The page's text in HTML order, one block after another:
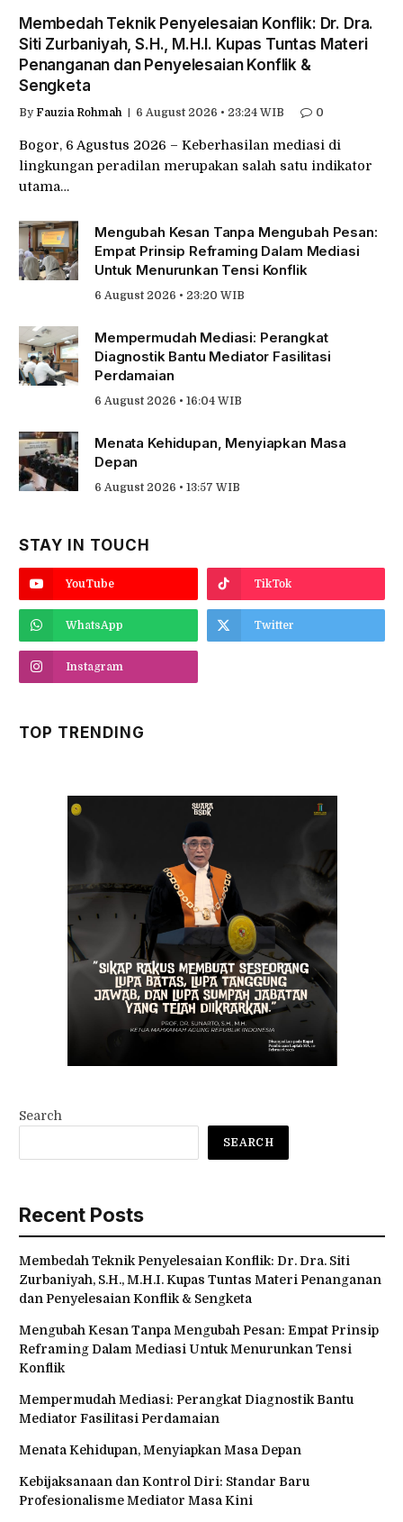
Membedah Teknik Penyelesaian Konflik: Dr. Dra.
Siti Zurbaniyah, S.H., M.H.I. Kupas Tuntas Materi
Penanganan dan Penyelesaian Konflik &
Sengketa
By Fauzia Rohmah 6 August 2026 • 23:24 WIB 0
Bogor, 6 Agustus 2026 – Keberhasilan mediasi di
lingkungan peradilan merupakan salah satu indikator
utama…
Mengubah Kesan Tanpa Mengubah Pesan:
Empat Prinsip Reframing Dalam Mediasi
Untuk Menurunkan Tensi Konflik
6 August 2026 • 23:20 WIB
Mempermudah Mediasi: Perangkat
Diagnostik Bantu Mediator Fasilitasi
Perdamaian
6 August 2026 • 16:04 WIB
Menata Kehidupan, Menyiapkan Masa
Depan
6 August 2026 • 13:57 WIB
STAY IN TOUCH
YouTube TikTok
WhatsApp Twitter
Instagram
TOP TRENDING
Search
SEARCH
Recent Posts
Membedah Teknik Penyelesaian Konflik: Dr. Dra. Siti
Zurbaniyah, S.H., M.H.I. Kupas Tuntas Materi Penanganan
dan Penyelesaian Konflik & Sengketa
Mengubah Kesan Tanpa Mengubah Pesan: Empat Prinsip
Reframing Dalam Mediasi Untuk Menurunkan Tensi
Konflik
Mempermudah Mediasi: Perangkat Diagnostik Bantu
Mediator Fasilitasi Perdamaian
Menata Kehidupan, Menyiapkan Masa Depan
Kebijaksanaan dan Kontrol Diri: Standar Baru
Profesionalisme Mediator Masa Kini